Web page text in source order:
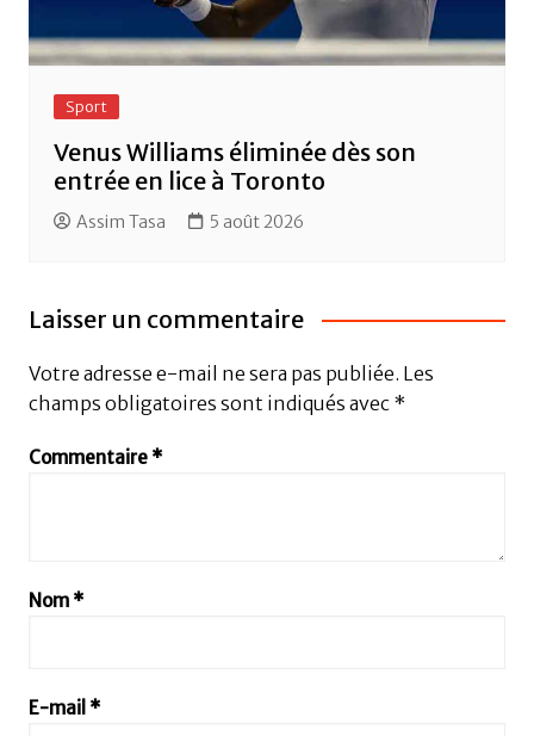
Sport
Venus Williams éliminée dès son
entrée en lice à Toronto
Assim Tasa 5 août 2026
Laisser un commentaire
Votre adresse e-mail ne sera pas publiée. Les
champs obligatoires sont indiqués avec *
Commentaire *
Nom *
E-mail *